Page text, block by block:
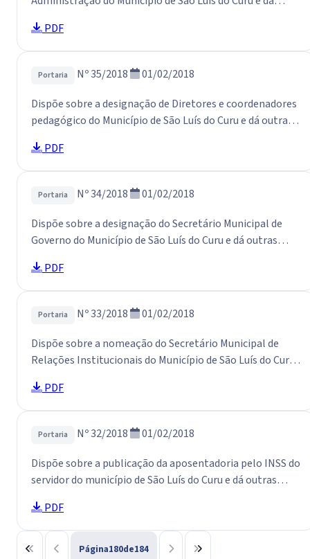
PDF
Portaria Nº 35/2018
01/02/2018
Dispõe sobre a designação de Diretores e coordenadores
pedagógico do Município de São Luís do Curu e dá outras
PDF
Portaria Nº 34/2018
01/02/2018
Dispõe sobre a designação do Secretário Municipal de
Governo do Município de São Luís do Curu e dá outras
PDF
Portaria Nº 33/2018
01/02/2018
Dispõe sobre a nomeação do Secretário Municipal de
Relações Institucionais do Município de São Luís do Curu
PDF
Portaria Nº 32/2018
01/02/2018
Dispõe sobre a publicação da aposentadoria pelo INSS do
servidor do município de São Luís do Curu e dá outras
PDF
Página180de184